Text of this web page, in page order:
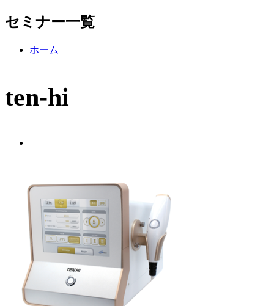
セミナー一覧
ホーム
ten-hi